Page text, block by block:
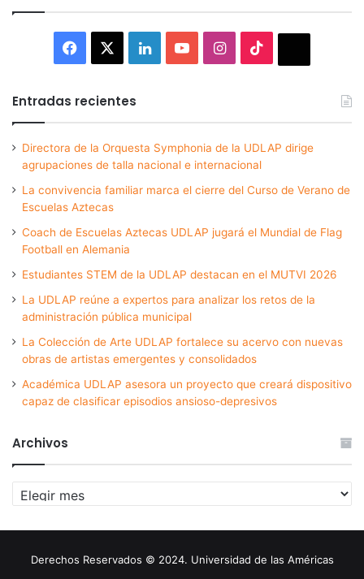
Facebook LinkedInYouTubeInstagram
Entradas recientes
Directora de la Orquesta Symphonia de la UDLAP dirige
agrupaciones de talla nacional e internacional
La convivencia familiar marca el cierre del Curso de Verano de
Escuelas Aztecas
Coach de Escuelas Aztecas UDLAP jugará el Mundial de Flag
Football en Alemania
Estudiantes STEM de la UDLAP destacan en el MUTVI 2026
La UDLAP reúne a expertos para analizar los retos de la
administración pública municipal
La Colección de Arte UDLAP fortalece su acervo con nuevas
obras de artistas emergentes y consolidados
Académica UDLAP asesora un proyecto que creará dispositivo
capaz de clasificar episodios ansioso-depresivos
Archivos
Archivos
Derechos Reservados © 2024. Universidad de las Américas